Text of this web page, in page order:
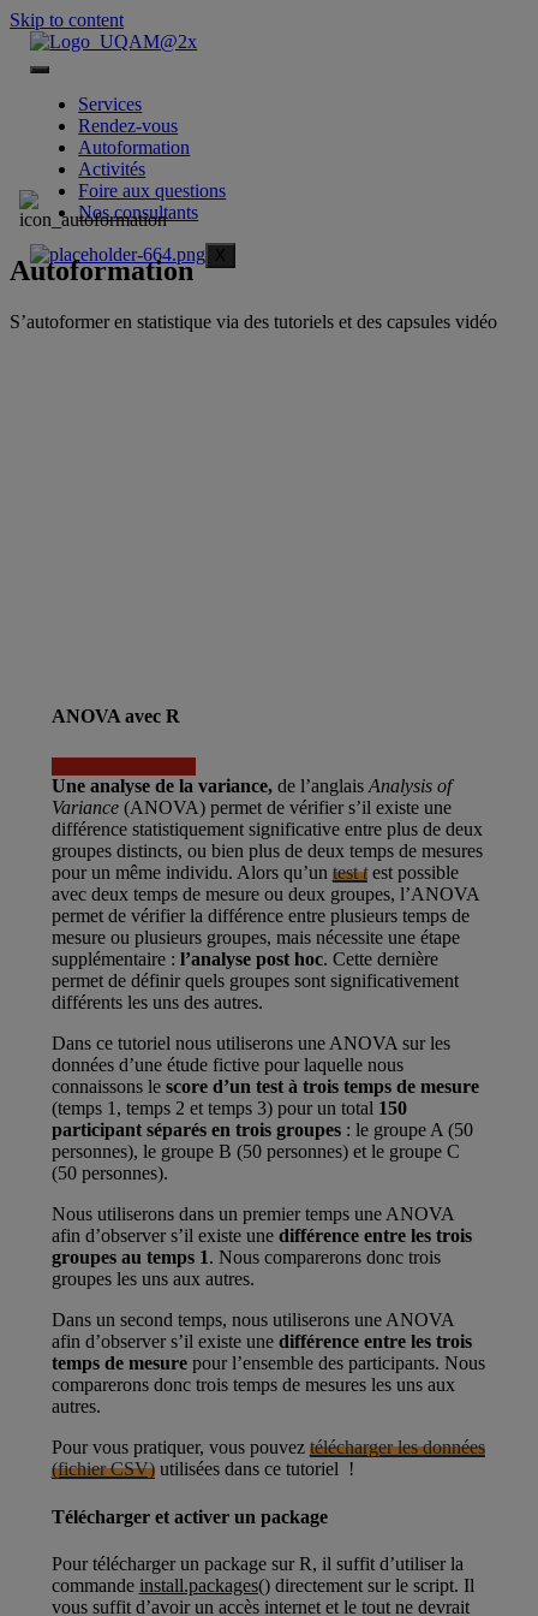
Skip to content
Services
Rendez-vous
Autoformation
Activités
Foire aux questions
Nos consultants
X
Autoformation
S’autoformer en statistique via des tutoriels et des capsules vidéo
ANOVA avec R
Une analyse de la variance,de l’anglais Analysis of
Variance(ANOVA) permet de vérifier s’il existe une
différence statistiquement significative entre plus de deux
groupes distincts, ou bien plus de deux temps de mesures
pour un même individu. Alors qu’un testtest possible
avec deux temps de mesure ou deux groupes, l’ANOVA
permet de vérifier la différence entre plusieurs temps de
mesure ou plusieurs groupes, mais nécessite une étape
supplémentaire : l’analyse post hoc. Cette dernière
permet de définir quels groupes sont significativement
différents les uns des autres.
Dans ce tutoriel nous utiliserons une ANOVA sur les
données d’une étude fictive pour laquelle nous
connaissons le score d’un test à trois temps de mesure
(temps 1, temps 2 et temps 3) pour un total 150
participant séparés en trois groupes : le groupe A (50
personnes), le groupe B (50 personnes) et le groupe C
(50 personnes).
Nous utiliserons dans un premier temps une ANOVA
afin d’observer s’il existe une différence entre les trois
groupes au temps 1. Nous comparerons donc trois
groupes les uns aux autres.
Dans un second temps, nous utiliserons une ANOVA
afin d’observer s’il existe une différence entre les trois
temps de mesure pour l’ensemble des participants. Nous
comparerons donc trois temps de mesures les uns aux
autres.
Pour vous pratiquer, vous pouvez télécharger les données
(fichier CSV)utilisées dans ce tutoriel !
Télécharger et activer un package
Pour télécharger un package sur R, il suffit d’utiliser la
commande install.packages()directement sur le script. Il
vous suffit d’avoir un accès internet et le tout ne devrait